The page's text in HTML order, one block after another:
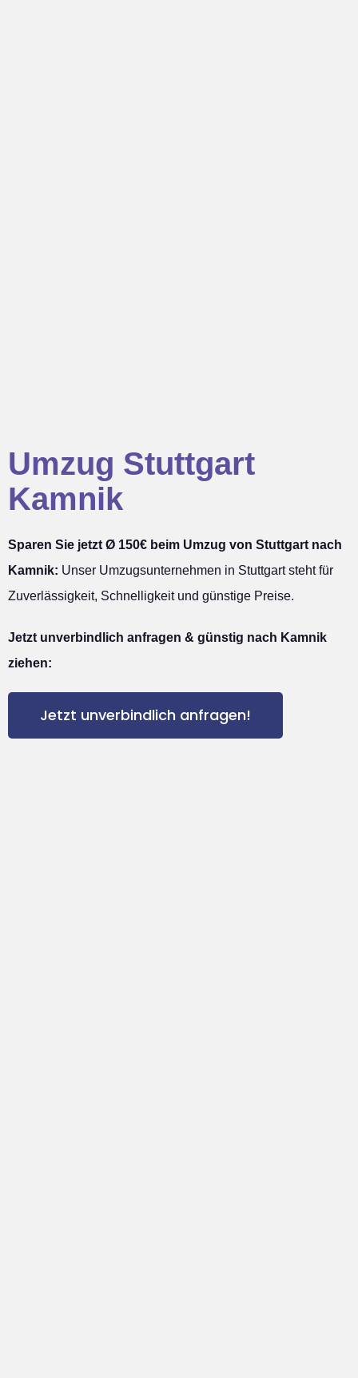
Umzug Stuttgart
Kamnik
Sparen Sie jetzt Ø 150€ beim Umzug von Stuttgart nach
Kamnik: Unser Umzugsunternehmen in Stuttgart steht für
Zuverlässigkeit, Schnelligkeit und günstige Preise.
Jetzt unverbindlich anfragen & günstig nach Kamnik
ziehen:
Jetzt unverbindlich anfragen!